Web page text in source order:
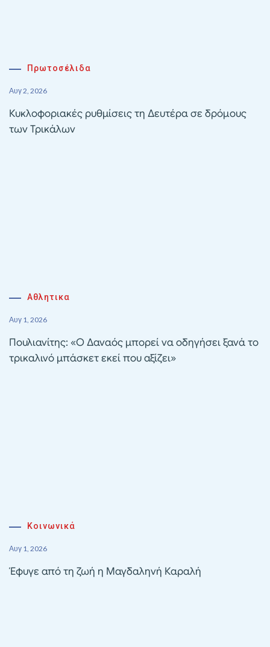
Πρωτοσέλιδα
Αυγ 2, 2026
Κυκλοφοριακές ρυθμίσεις τη Δευτέρα σε δρόμους
των Τρικάλων
Αθλητικα
Αυγ 1, 2026
Πουλιανίτης: «Ο Δαναός μπορεί να οδηγήσει ξανά το
τρικαλινό μπάσκετ εκεί που αξίζει»
Κοινωνικά
Αυγ 1, 2026
Έφυγε από τη ζωή η Μαγδαληνή Καραλή